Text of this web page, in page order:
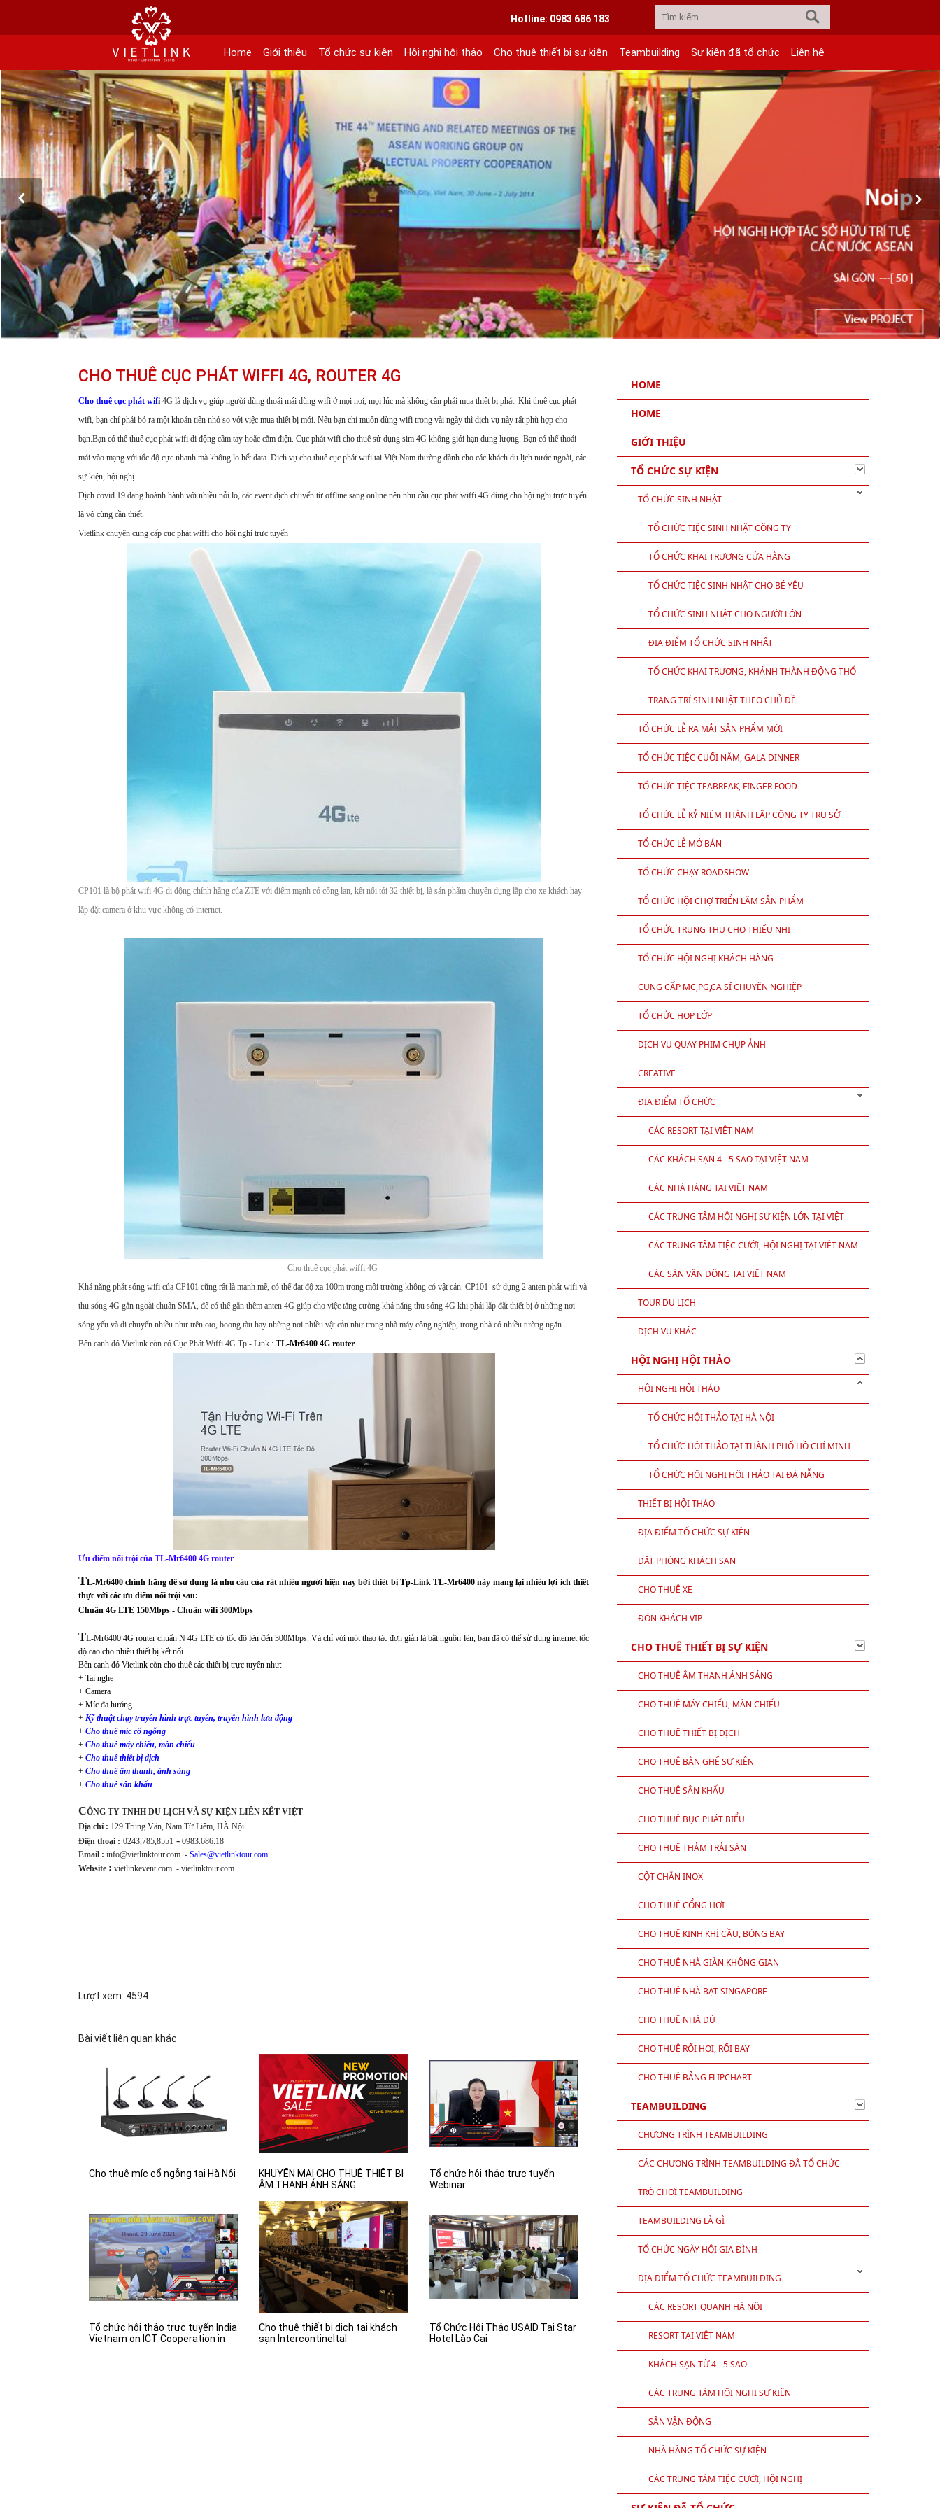
152 Khuất Duy Tiến - Phường Nhân Chính, Quận Thanh Xuân - Hà Nội
Kho xưởng: Lô 2, Làng Nghề Vạn Phúc, Hà Đông, Hà Nội.
Hotline/ skype/ Wechat/ Whatsapp : +84 .0983.686.183 / Tel : +84 243 785 8551 ext 101
Email: info@vietlinktour.com / sales@vietlinktour.com
http://www.vietlinktour.com / http://vietlinkevent.com
Hotline: 0983 686 183
Home Giới thiệu Tổ chức sự kiện Hội nghị hội thảo Cho thuê thiết bị sự kiện Teambuilding Sự kiện đã tổ chức Liên hệ
CHO THUÊ CỤC PHÁT WIFFI 4G, ROUTER 4G
Cho thuê cục phát wifi 4G là dịch vụ giúp người dùng thoải mái dùng wifi ở mọi nơi, mọi lúc mà không cần phải mua thiết bị phát. Khi thuê cục phát
wifi, bạn chỉ phải bỏ ra một khoản tiền nhỏ so với việc mua thiết bị mới. Nếu bạn chỉ muốn dùng wifi trong vài ngày thì dịch vụ này rất phù hợp cho
bạn.Bạn có thể thuê cục phát wifi di động cầm tay hoặc cắm điện. Cục phát wifi cho thuê sử dụng sim 4G không giới hạn dung lượng. Bạn có thể thoải
mái vào mạng với tốc độ cực nhanh mà không lo hết data. Dịch vụ cho thuê cục phát wifi tại Việt Nam thường dành cho các khách du lịch nước ngoài, các
sự kiện, hội nghị…
Dịch covid 19 dang hoành hành với nhiều nỗi lo, các event dịch chuyển từ offline sang online nên nhu cầu cục phát wiffi 4G dùng cho hội nghị trực tuyến
là vô cùng cần thiết.
Vietlink chuyên cung cấp cục phát wiffi cho hội nghị trực tuyến
CP101 là bộ phát wifi 4G di động chính hãng của ZTE với điểm mạnh có cổng lan, kết nối tới 32 thiết bị, là sản phẩm chuyên dụng lắp cho xe khách hay
lắp đặt camera ở khu vực không có internet.
Cho thuê cục phát wiffi 4G
Khả năng phát sóng wifi của CP101 cũng rất là mạnh mẽ, có thể đạt độ xa 100m trong môi trường không có vật cản. CP101 sử dụng 2 anten phát wifi và
thu sóng 4G gắn ngoài chuẩn SMA, để có thể gắn thêm anten 4G giúp cho việc tăng cường khả năng thu sóng 4G khi phải lắp đặt thiết bị ở những nơi
sóng yếu và di chuyển nhiều như trên oto, boong tàu hay những nơi nhiều vật cản như trong nhà máy công nghiệp, trong nhà có nhiều tường ngăn.
Bên cạnh đó Vietlink còn có Cục Phát Wiffi 4G Tp - Link : TL-Mr6400 4G router
Ưu điểm nổi trội của TL-Mr6400 4G router
TL-Mr6400 chính hãng để sử dụng là nhu cầu của rất nhiều người hiện nay bởi thiết bị Tp-Link TL-Mr6400 này mang lại nhiều lợi ích thiết
thực với các ưu điểm nổi trội sau:
Chuẩn 4G LTE 150Mbps - Chuẩn wifi 300Mbps
TL-Mr6400 4G router chuẩn N 4G LTE có tốc độ lên đến 300Mbps. Và chỉ với một thao tác đơn giản là bật nguồn lên, bạn đã có thể sử dụng internet tốc
độ cao cho nhiều thiết bị kết nối.
Bên cạnh đó Vietlink còn cho thuê các thiết bị trực tuyến như:
+ Tai nghe
+ Camera
+ Míc đa hướng
+ Kỹ thuật chạy truyền hình trực tuyến, truyền hình lưu động
+ Cho thuê míc cổ ngỗng
+ Cho thuê máy chiếu, màn chiếu
+ Cho thuê thiết bị dịch
+ Cho thuê âm thanh, ánh sáng
+ Cho thuê sân khấu
CÔNG TY TNHH DU LỊCH VÀ SỰ KIỆN LIÊN KẾT VIỆT
Địa chỉ : 129 Trung Văn, Nam Từ Liêm, HÀ Nội
Điện thoại : 0243,785,8551 - 0983.686.18
Email : info@vietlinktour.com - Sales@vietlinktour.com
Website : vietlinkevent.com - vietlinktour.com
Lượt xem: 4594
Bài viết liên quan khác
Cho thuê míc cổ ngỗng tại Hà Nội
KHUYẾN MẠI CHO THUÊ THIẾT BỊ
ÂM THANH ÁNH SÁNG
Tổ chức hội thảo trực tuyến
Webinar
Tổ chức hội thảo trực tuyến India
Vietnam on ICT Cooperation in
Cho thuê thiết bị dịch tại khách
sạn Intercontineltal
Tổ Chức Hội Thảo USAID Tại Star
Hotel Lào Cai
HOME
HOME
GIỚI THIỆU
TỔ CHỨC SỰ KIỆN
TỔ CHỨC SINH NHẬT
TỔ CHỨC TIỆC SINH NHẬT CÔNG TY
TỔ CHỨC KHAI TRƯƠNG CỬA HÀNG
TỔ CHỨC TIỆC SINH NHẬT CHO BÉ YÊU
TỔ CHỨC SINH NHẬT CHO NGƯỜI LỚN
ĐỊA ĐIỂM TỔ CHỨC SINH NHẬT
TỔ CHỨC KHAI TRƯƠNG, KHÁNH THÀNH ĐỘNG THỔ
TRANG TRÍ SINH NHẬT THEO CHỦ ĐỀ
TỔ CHỨC LỄ RA MẮT SẢN PHẨM MỚI
TỔ CHỨC TIỆC CUỐI NĂM, GALA DINNER
TỔ CHỨC TIỆC TEABREAK, FINGER FOOD
TỔ CHỨC LỄ KỶ NIỆM THÀNH LẬP CÔNG TY TRỤ SỞ
TỔ CHỨC LỄ MỞ BÁN
TỔ CHỨC CHẠY ROADSHOW
TỔ CHỨC HỘI CHỢ TRIỂN LÃM SẢN PHẨM
TỔ CHỨC TRUNG THU CHO THIẾU NHI
TỔ CHỨC HỘI NGHỊ KHÁCH HÀNG
CUNG CẤP MC,PG,CA SĨ CHUYÊN NGHIỆP
TỔ CHỨC HỌP LỚP
DỊCH VỤ QUAY PHIM CHỤP ẢNH
CREATIVE
ĐỊA ĐIỂM TỔ CHỨC
CÁC RESORT TẠI VIỆT NAM
CÁC KHÁCH SẠN 4 - 5 SAO TẠI VIỆT NAM
CÁC NHÀ HÀNG TẠI VIỆT NAM
CÁC TRUNG TÂM HỘI NGHỊ SỰ KIỆN LỚN TẠI VIỆT
NAM
CÁC TRUNG TÂM TIỆC CƯỚI, HỘI NGHỊ TẠI VIỆT NAM
CÁC SÂN VẬN ĐỘNG TẠI VIỆT NAM
TOUR DU LỊCH
DỊCH VỤ KHÁC
HỘI NGHỊ HỘI THẢO
HỘI NGHỊ HỘI THẢO
TỔ CHỨC HỘI THẢO TẠI HÀ NỘI
TỔ CHỨC HỘI THẢO TẠI THÀNH PHỐ HỒ CHÍ MINH
TỔ CHỨC HỘI NGHỊ HỘI THẢO TẠI ĐÀ NẴNG
THIẾT BỊ HỘI THẢO
ĐỊA ĐIỂM TỔ CHỨC SỰ KIỆN
ĐẶT PHÒNG KHÁCH SẠN
CHO THUÊ XE
ĐÓN KHÁCH VIP
CHO THUÊ THIẾT BỊ SỰ KIỆN
CHO THUÊ ÂM THANH ÁNH SÁNG
CHO THUÊ MÁY CHIẾU, MÀN CHIẾU
CHO THUÊ THIẾT BỊ DỊCH
CHO THUÊ BÀN GHẾ SỰ KIỆN
CHO THUÊ SÂN KHẤU
CHO THUÊ BỤC PHÁT BIỂU
CHO THUÊ THẢM TRẢI SÀN
CỘT CHẮN INOX
CHO THUÊ CỔNG HƠI
CHO THUÊ KINH KHÍ CẦU, BÓNG BAY
CHO THUÊ NHÀ GIÀN KHÔNG GIAN
CHO THUÊ NHÀ BẠT SINGAPORE
CHO THUÊ NHÀ DÙ
CHO THUÊ RỐI HƠI, RỐI BAY
CHO THUÊ BẢNG FLIPCHART
TEAMBUILDING
CHƯƠNG TRÌNH TEAMBUILDING
CÁC CHƯƠNG TRÌNH TEAMBUILDING ĐÃ TỔ CHỨC
TRÒ CHƠI TEAMBUILDING
TEAMBUILDING LÀ GÌ
TỔ CHỨC NGÀY HỘI GIA ĐÌNH
ĐỊA ĐIỂM TỔ CHỨC TEAMBUILDING
CÁC RESORT QUANH HÀ NỘI
RESORT TẠI VIỆT NAM
KHÁCH SẠN TỪ 4 - 5 SAO
CÁC TRUNG TÂM HỘI NGHỊ SỰ KIỆN
SÂN VẬN ĐỘNG
NHÀ HÀNG TỔ CHỨC SỰ KIỆN
CÁC TRUNG TÂM TIỆC CƯỚI, HỘI NGHỊ